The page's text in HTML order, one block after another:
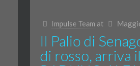
Impulse Team at
Il Palio di
di rosso, arriva il